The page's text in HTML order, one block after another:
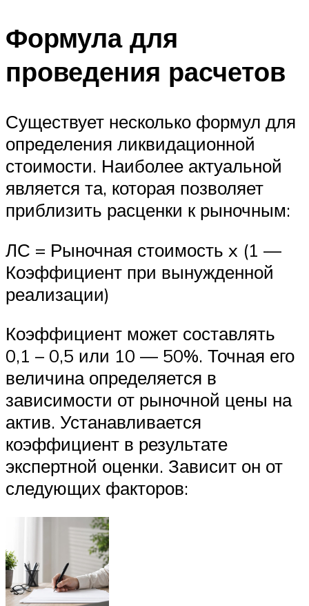
Формула для
проведения расчетов
Существует несколько формул для
определения ликвидационной
стоимости. Наиболее актуальной
является та, которая позволяет
приблизить расценки к рыночным:
ЛС = Рыночная стоимость x (1 —
Коэффициент при вынужденной
реализации)
Коэффициент может составлять
0,1 – 0,5 или 10 — 50%. Точная его
величина определяется в
зависимости от рыночной цены на
актив. Устанавливается
коэффициент в результате
экспертной оценки. Зависит он от
следующих факторов: